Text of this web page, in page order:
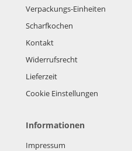
Verpackungs-Einheiten
Scharfkochen
Kontakt
Widerrufsrecht
Lieferzeit
Cookie Einstellungen
Informationen
Impressum